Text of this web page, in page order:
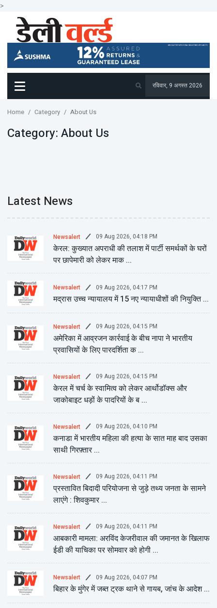
>
रविवार, 9 अगस्त 2026
Home Category About Us
Category: About Us
Latest News
Newsalert 09 Aug 2026, 04:18 PM
केरल: कुख्यात अपराधी की तलाश में पार्टी समर्थकों के घरों
पर छापेमारी को लेकर माक ...
Newsalert 09 Aug 2026, 04:17 PM
मद्रास उच्च न्यायालय में 15 नए न्यायाधीशों की नियुक्ति ...
Newsalert 09 Aug 2026, 04:15 PM
अमेरिका में आव्रजन कार्रवाई के बीच नापा ने भारतीय
प्रवासियों के लिए पारदर्शिता क ...
Newsalert 09 Aug 2026, 04:15 PM
केरल में चर्च के स्वामित्व को लेकर आर्थोडॉक्स और
जाकोबाइट धड़ों के पादरियों के ब ...
Newsalert 09 Aug 2026, 04:10 PM
कनाडा में भारतीय महिला की हत्या के सात माह बाद उसका
साथी गिरफ़्तार ...
Newsalert 09 Aug 2026, 04:11 PM
प्रस्तावित बिदादी परियोजना से जुड़े तथ्य जनता के सामने
लाएंगे : शिवकुमार ...
Newsalert 09 Aug 2026, 04:11 PM
आबकारी मामला: अरविंद केजरीवाल की जमानत के खिलाफ
ईडी की याचिका पर सोमवार को होगी ...
Newsalert 09 Aug 2026, 04:07 PM
बिहार के मुंगेर में जब्त ट्रक थाने से गायब, जांच के आदेश ...